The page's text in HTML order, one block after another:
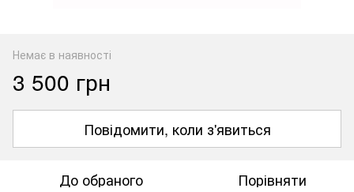
Немає в наявності
3 500 грн
Повідомити, коли з'явиться
До обраного Порівняти